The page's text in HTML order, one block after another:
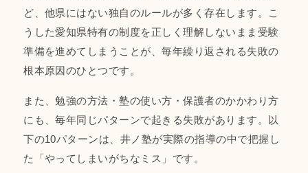
ど、他県にはない独自のルールが多く存在します。こ
うした愛知県特有の制度を正しく理解しないまま受験
準備を進めてしまうことが、毎年繰り返される失敗の
根本原因のひとつです。
また、勉強の方法・塾の使い方・保護者のかかわり方
にも、毎年同じパターンで起きる失敗があります。以
下の10パターンは、井ノ塾が実際の指導の中で把握し
た「やってしまいがちなミス」です。